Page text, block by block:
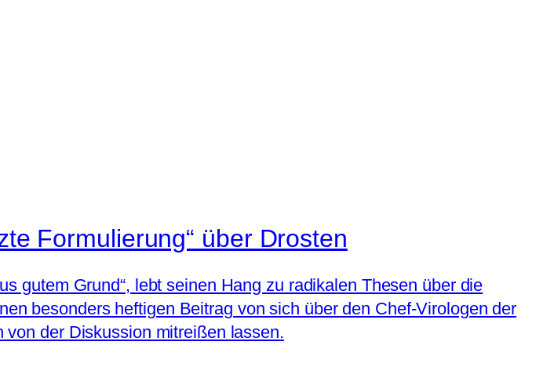
Formulierung“ über Drosten
gutem Grund“, lebt seinen Hang zu radikalen Thesen über die
besonders heftigen Beitrag von sich über den Chef-Virologen der
der Diskussion mitreißen lassen.